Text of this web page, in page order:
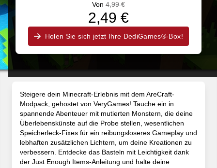
Von 4,99 €
2,49 €
Holen Sie sich jetzt Ihre DediGames®-Box!
Steigere dein Minecraft-Erlebnis mit dem AreCraft-
Modpack, gehostet von VeryGames! Tauche ein in
spannende Abenteuer mit mutierten Monstern, die deine
Überlebenskünste auf die Probe stellen, wesentlichen
Speicherleck-Fixes für ein reibungsloseres Gameplay und
lebhaften zusätzlichen Lichtern, um deine Kreationen zu
verbessern. Entdecke das Basteln mit Leichtigkeit dank
der Just Enough Items-Anleitung und halte deine